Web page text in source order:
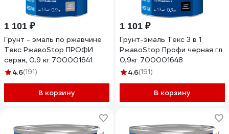
1 101 ₽
Грунт - эмаль по ржавчине
Текс РжавоStop ПРОФИ
серая, 0.9 кг 700001641
4.6(191)
В корзину
1 101 ₽
Грунт-эмаль Текс 3 в 1
РжавоStop Профи черная гл
0,9кг 700001648
4.6(191)
В корзину